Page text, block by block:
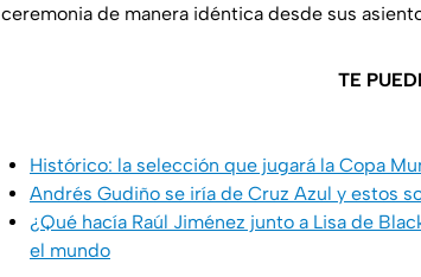
ceremonia de manera idéntica desde sus
TE
Histórico: la selección que jugará la Copa
Andrés Gudiño se iría de Cruz Azul y estos
¿Qué hacía Raúl Jiménez junto a Lisa de
el mundo